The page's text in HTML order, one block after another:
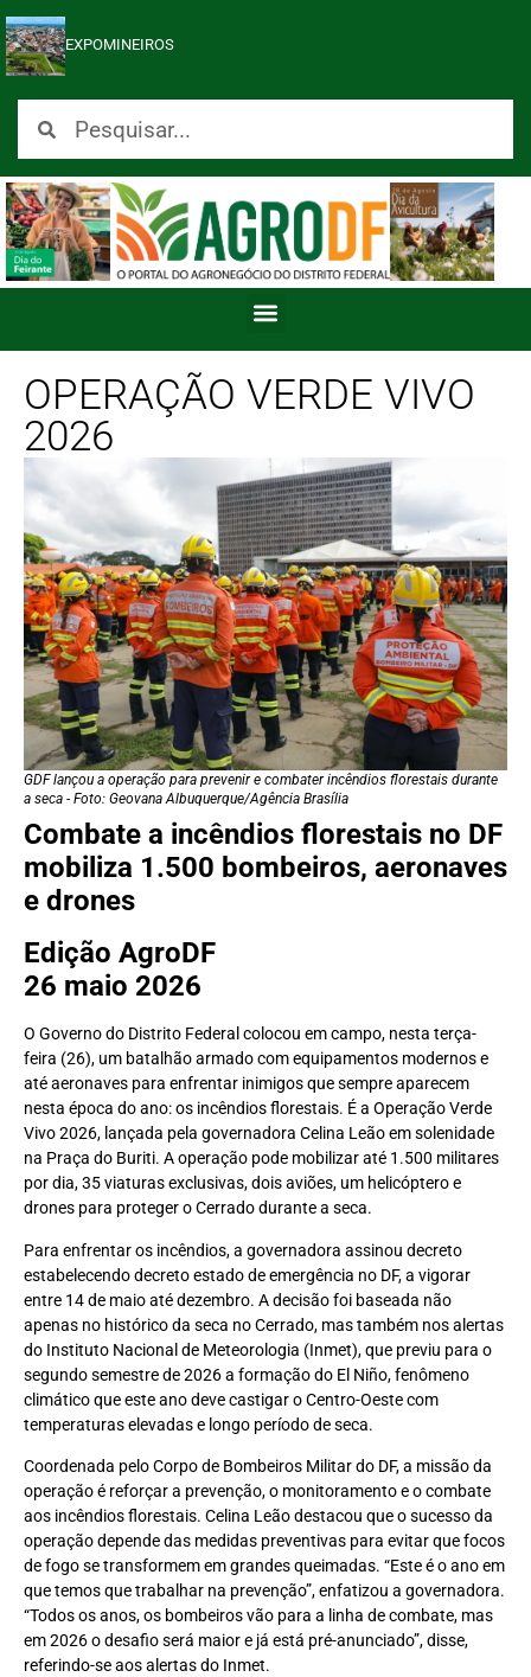
EXPOMINEIROS
OPERAÇÃO VERDE VIVO
2026
GDF lançou a operação para prevenir e combater incêndios florestais durante
a seca - Foto: Geovana Albuquerque/Agência Brasília
Combate a incêndios florestais no DF
mobiliza 1.500 bombeiros, aeronaves
e drones
Edição AgroDF
26 maio 2026
O Governo do Distrito Federal colocou em campo, nesta terça-
feira (26), um batalhão armado com equipamentos modernos e
até aeronaves para enfrentar inimigos que sempre aparecem
nesta época do ano: os incêndios florestais. É a Operação Verde
Vivo 2026, lançada pela governadora Celina Leão em solenidade
na Praça do Buriti. A operação pode mobilizar até 1.500 militares
por dia, 35 viaturas exclusivas, dois aviões, um helicóptero e
drones para proteger o Cerrado durante a seca.
Para enfrentar os incêndios, a governadora assinou decreto
estabelecendo decreto estado de emergência no DF, a vigorar
entre 14 de maio até dezembro. A decisão foi baseada não
apenas no histórico da seca no Cerrado, mas também nos alertas
do Instituto Nacional de Meteorologia (Inmet), que previu para o
segundo semestre de 2026 a formação do El Niño, fenômeno
climático que este ano deve castigar o Centro-Oeste com
temperaturas elevadas e longo período de seca.
Coordenada pelo Corpo de Bombeiros Militar do DF, a missão da
operação é reforçar a prevenção, o monitoramento e o combate
aos incêndios florestais. Celina Leão destacou que o sucesso da
operação depende das medidas preventivas para evitar que focos
de fogo se transformem em grandes queimadas. “Este é o ano em
que temos que trabalhar na prevenção”, enfatizou a governadora.
“Todos os anos, os bombeiros vão para a linha de combate, mas
em 2026 o desafio será maior e já está pré-anunciado”, disse,
referindo-se aos alertas do Inmet.